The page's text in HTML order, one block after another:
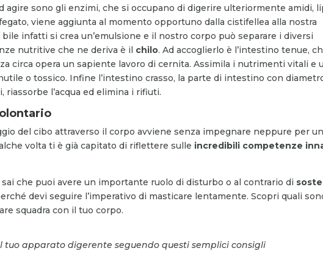
agire sono gli enzimi, che si occupano di digerire ulteriormente amidi,
viene aggiunta al momento opportuno dalla cistifellea alla nostra
infatti si crea un’emulsione e il nostro corpo può separare i diversi
nutritive che ne deriva è il chilo. Ad accoglierlo è l’intestino tenue,
circa opera un sapiente lavoro di cernita. Assimila i nutrimenti vitali e
o tossico. Infine l’intestino crasso, la parte di intestino con
riassorbe l’acqua ed elimina i rifiuti.
del cibo attraverso il corpo avviene senza impegnare neppure per un
volta ti è già capitato di riflettere sulle incredibili competenze
che puoi avere un importante ruolo di disturbo o al contrario di
devi seguire l’imperativo di masticare lentamente. Scopri quali
squadra con il tuo corpo.
tuo apparato digerente seguendo questi semplici consigli